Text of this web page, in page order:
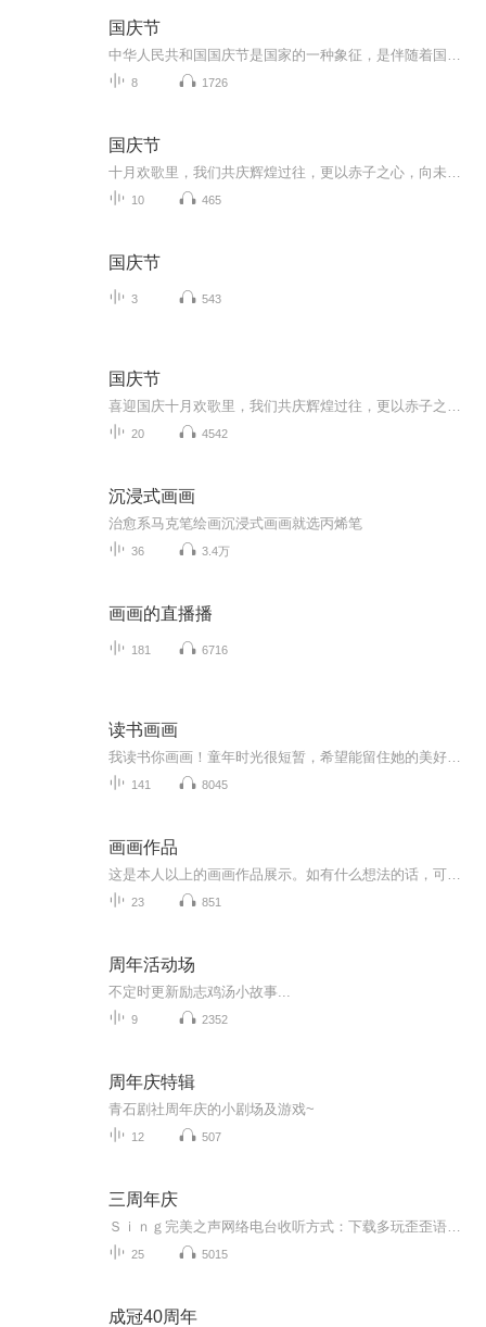
国庆节
8 1726
国庆节
10 465
国庆节
3 543
国庆节
20 4542
沉浸式画画
治愈系马克笔绘画沉浸式画画就选丙烯笔
36 3.4万
画画的直播播
181 6716
读书画画
141 8045
画画作品
23 851
周年活动场
不定时更新励志鸡汤小故事...
9 2352
周年庆特辑
青石剧社周年庆的小剧场及游戏~
12 507
三周年庆
25 5015
成冠40周年